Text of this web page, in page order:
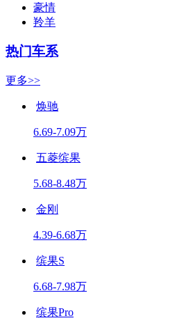
豪情
羚羊
热门车系
更多>>
焕驰
6.69-7.09万
五菱缤果
5.68-8.48万
金刚
4.39-6.68万
缤果S
6.68-7.98万
缤果Pro